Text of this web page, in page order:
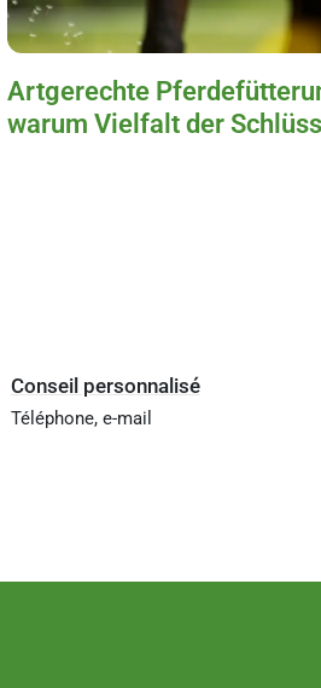
Artgerechte
warum Vielfalt der
Conseil personnalisé
Téléphone, e-mail